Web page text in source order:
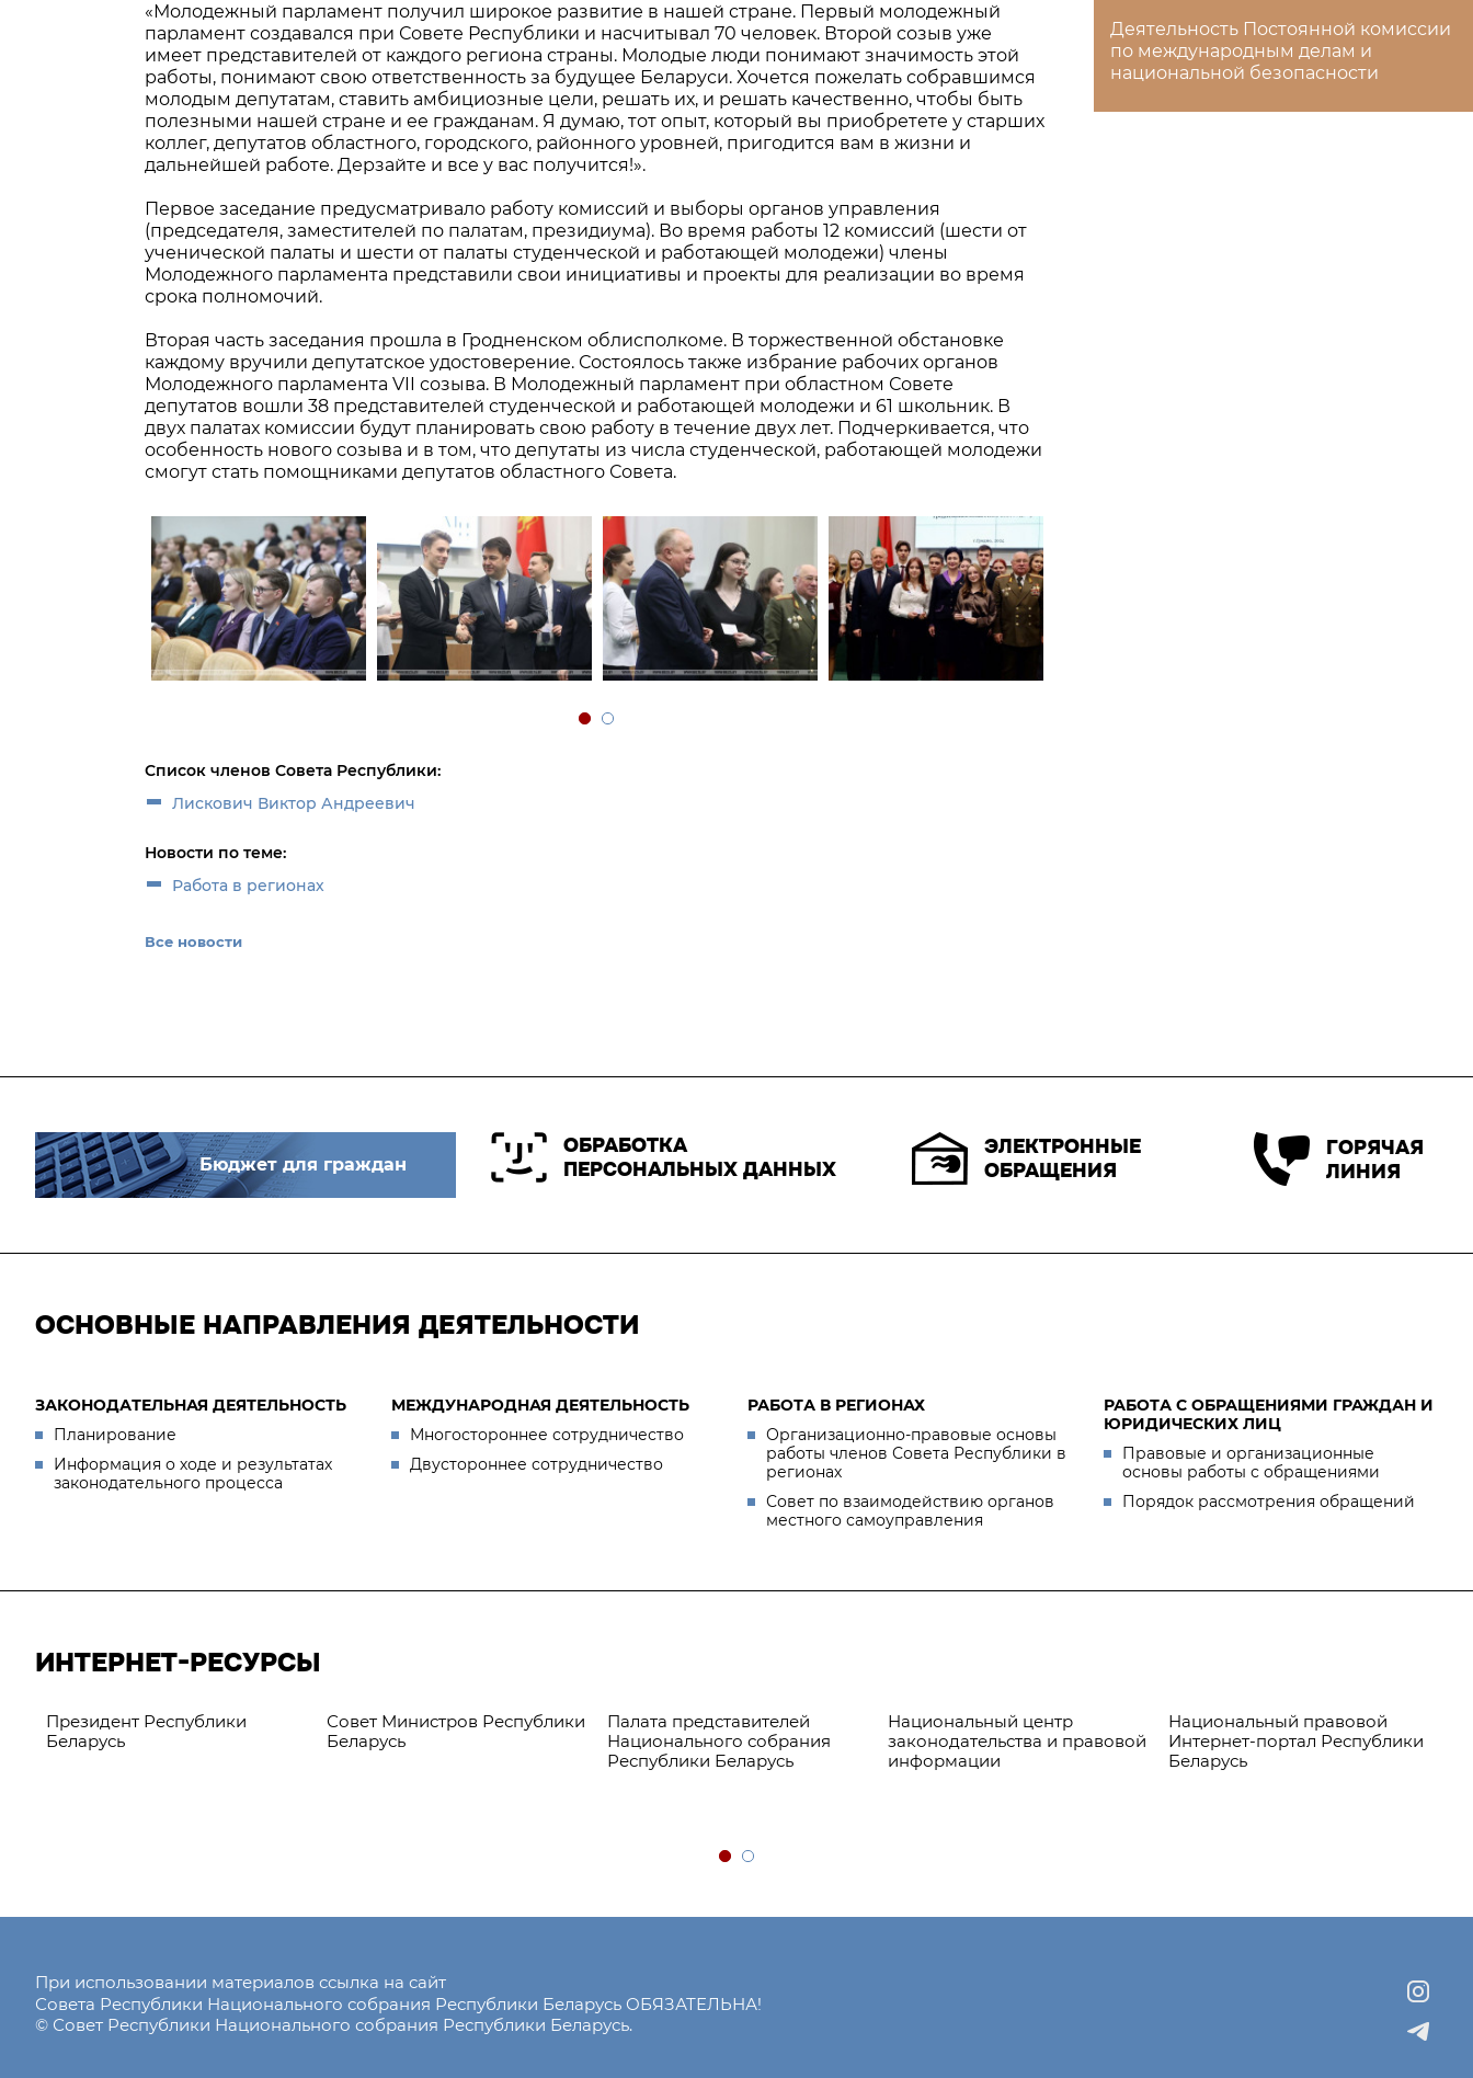
«Молодежный парламент получил широкое развитие в нашей стране. Первый молодежный
парламент создавался при Совете Республики и насчитывал 70 человек. Второй созыв уже
имеет представителей от каждого региона страны. Молодые люди понимают значимость этой
работы, понимают свою ответственность за будущее Беларуси. Хочется пожелать собравшимся
молодым депутатам, ставить амбициозные цели, решать их, и решать качественно, чтобы быть
полезными нашей стране и ее гражданам. Я думаю, тот опыт, который вы приобретете у старших
коллег, депутатов областного, городского, районного уровней, пригодится вам в жизни и
дальнейшей работе. Дерзайте и все у вас получится!».
Первое заседание предусматривало работу комиссий и выборы органов управления
(председателя, заместителей по палатам, президиума). Во время работы 12 комиссий (шести от
ученической палаты и шести от палаты студенческой и работающей молодежи) члены
Молодежного парламента представили свои инициативы и проекты для реализации во время
срока полномочий.
Вторая часть заседания прошла в Гродненском облисполкоме. В торжественной обстановке
каждому вручили депутатское удостоверение. Состоялось также избрание рабочих органов
Молодежного парламента VII созыва. В Молодежный парламент при областном Совете
депутатов вошли 38 представителей студенческой и работающей молодежи и 61 школьник. В
двух палатах комиссии будут планировать свою работу в течение двух лет. Подчеркивается, что
особенность нового созыва и в том, что депутаты из числа студенческой, работающей молодежи
смогут стать помощниками депутатов областного Совета.
Список членов Совета Республики:
Лискович Виктор Андреевич
Новости по теме:
Работа в регионах
Все новости
Деятельность Постоянной комиссии
по международным делам и
национальной безопасности
Бюджет для граждан
ОБРАБОТКА
ПЕРСОНАЛЬНЫХ ДАННЫХ
ЭЛЕКТРОННЫЕ
ОБРАЩЕНИЯ
ГОРЯЧАЯ
ЛИНИЯ
ОСНОВНЫЕ НАПРАВЛЕНИЯ ДЕЯТЕЛЬНОСТИ
ЗАКОНОДАТЕЛЬНАЯ ДЕЯТЕЛЬНОСТЬ
Планирование
Информация о ходе и результатах
законодательного процесса
МЕЖДУНАРОДНАЯ ДЕЯТЕЛЬНОСТЬ
Многостороннее сотрудничество
Двустороннее сотрудничество
РАБОТА В РЕГИОНАХ
Организационно-правовые основы
работы членов Совета Республики в
регионах
Совет по взаимодействию органов
местного самоуправления
РАБОТА С ОБРАЩЕНИЯМИ ГРАЖДАН И
ЮРИДИЧЕСКИХ ЛИЦ
Правовые и организационные
основы работы с обращениями
Порядок рассмотрения обращений
ИНТЕРНЕТ-РЕСУРСЫ
Президент Республики
Беларусь
Совет Министров Республики
Беларусь
Палата представителей
Национального собрания
Республики Беларусь
Национальный центр
законодательства и правовой
информации
Национальный правовой
Интернет-портал Республики
Беларусь
При использовании материалов ссылка на сайт
Совета Республики Национального собрания Республики Беларусь ОБЯЗАТЕЛЬНА!
© Совет Республики Национального собрания Республики Беларусь.